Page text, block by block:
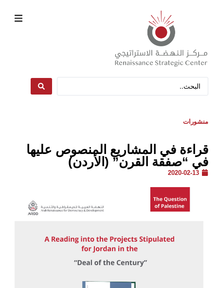
منشورات
قراءة في المشاريع المنصوص عليها
في “صفقة القرن” (الأردن)
2020-02-13